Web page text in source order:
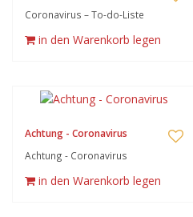
Coronavirus – To-do-Liste
in den Warenkorb legen
Achtung - Coronavirus
Achtung - Coronavirus
in den Warenkorb legen